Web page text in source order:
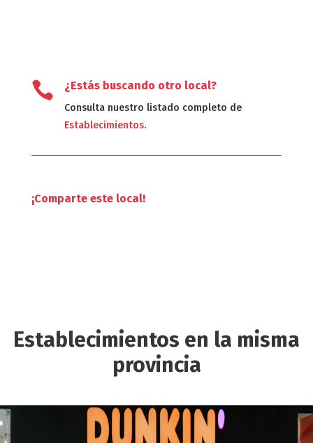
 ¿Estás buscando otro local?
Consulta nuestro listado completo de
Establecimientos.
¡Comparte este local!
Establecimientos en la misma
provincia